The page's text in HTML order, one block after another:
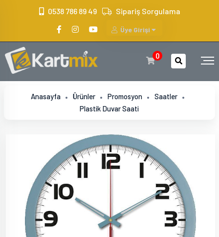
0538 786 89 49 Sipariş Sorgulama
Üye Girişi
0
Anasayfa Ürünler Promosyon
Saatler
Plastik Duvar Saati